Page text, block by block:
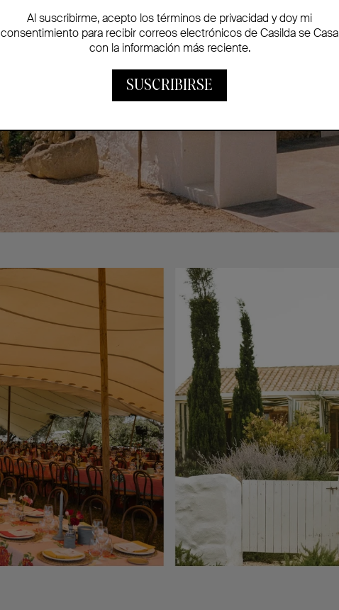
Al suscribirme, acepto los términos de privacidad y doy mi
consentimiento para recibir correos electrónicos de Casilda se Casa
con la información más reciente.
SUSCRIBIRSE